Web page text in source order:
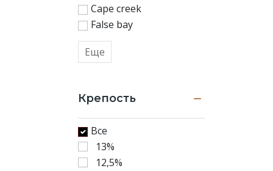
Cape creek
False bay
Еще
Крепость
Все
13%
12,5%